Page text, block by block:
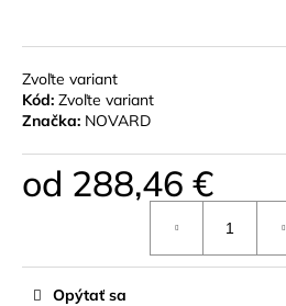
Zvoľte variant
Kód: Zvoľte variant
Značka: NOVARD
od 288,46 €
Opýtať sa
ELEKTRICKÁ
ŠPIRÁLA
GOLD
86,90